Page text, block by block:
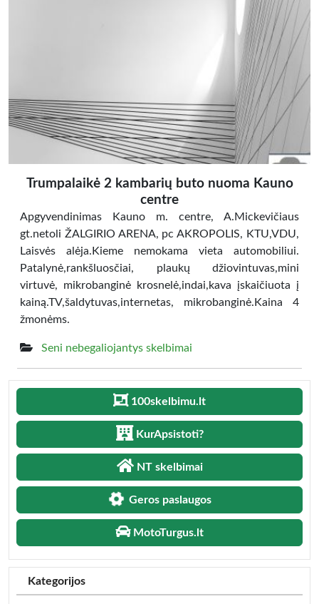
Trumpalaikė 2 kambarių buto nuoma Kauno
centre
Apgyvendinimas Kauno m. centre, A.Mickevičiaus
gt.netoli ŽALGIRIO ARENA, pc AKROPOLIS, KTU,VDU,
Laisvės alėja.Kieme nemokama vieta automobiliui.
Patalynė,rankšluosčiai, plaukų džiovintuvas,mini
virtuvė, mikrobanginė krosnelė,indai,kava įskaičiuota į
kainą.TV,šaldytuvas,internetas, mikrobanginė.Kaina 4
žmonėms.
Seni nebegaliojantys skelbimai
100skelbimu.lt
KurApsistoti?
NT skelbimai
Geros paslaugos
MotoTurgus.lt
Kategorijos